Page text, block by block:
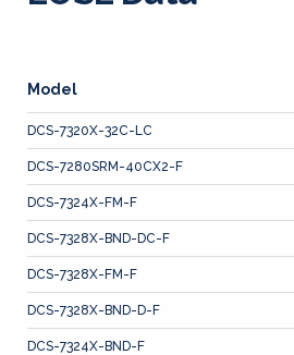
Model
DCS-7320X-32C-LC
DCS-7280SRM-40CX2-F
DCS-7324X-FM-F
DCS-7328X-BND-DC-F
DCS-7328X-FM-F
DCS-7328X-BND-D-F
DCS-7324X-BND-F